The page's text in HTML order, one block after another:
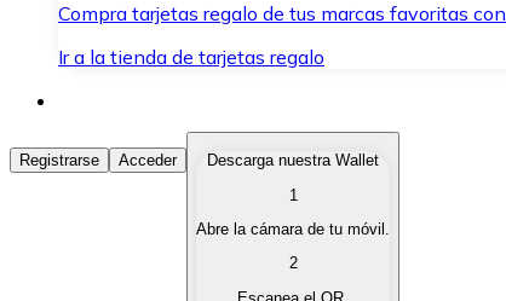
Compra tarjetas regalo de tus marcas favoritas
Ir a la tienda de tarjetas regalo
Comprar Criptomonedas
Compra criptomonedas con diferentes métodos de
Vende tus criptomonedas de forma rápida y segura.
Registrarse Acceder
Descarga nuestra Wallet
1
Abre la cámara de tu móvil.
2